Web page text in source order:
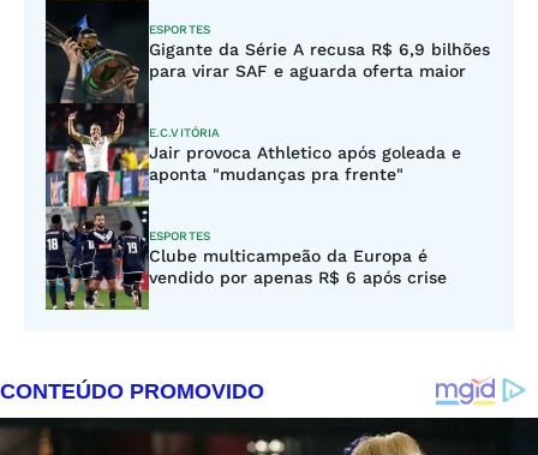
ESPORTES
Gigante da Série A recusa R$ 6,9 bilhões
para virar SAF e aguarda oferta maior
E.C.VITÓRIA
Jair provoca Athletico após goleada e
aponta "mudanças pra frente"
ESPORTES
Clube multicampeão da Europa é
vendido por apenas R$ 6 após crise